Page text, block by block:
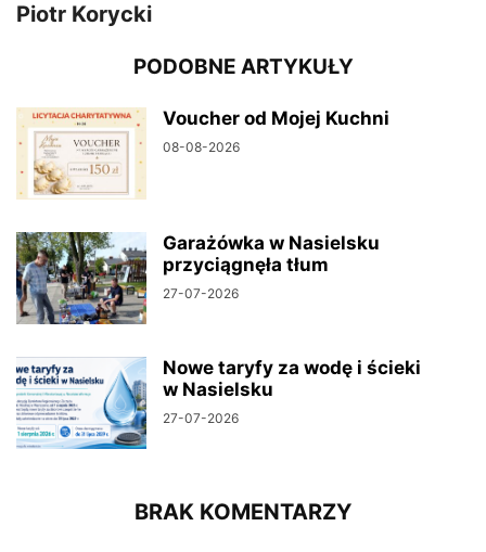
Piotr Korycki
PODOBNE ARTYKUŁY
Voucher od Mojej Kuchni
08-08-2026
Garażówka w Nasielsku
przyciągnęła tłum
27-07-2026
Nowe taryfy za wodę i ścieki
w Nasielsku
27-07-2026
BRAK KOMENTARZY